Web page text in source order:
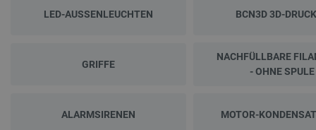
LED-AUSSENLEUCHTEN BCN3D 3D-
GRIFFE
NACHFÜLLBARE
- OHNE SPULE
ALARMSIRENEN MOTOR-